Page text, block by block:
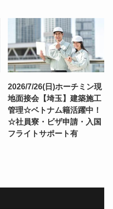
2026/7/26(日)ホーチミン現
地面接会【埼玉】建築施工
管理☆ベトナム籍活躍中！
☆社員寮・ビザ申請・入国
フライトサポート有